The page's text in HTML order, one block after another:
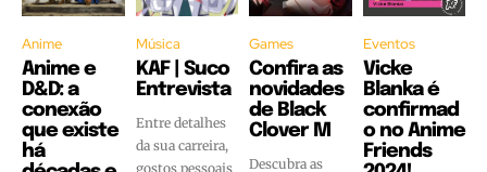
Anime
Anime e
D&D: a
conexão
que existe
há
Música
KAF | Suco
Entrevista
Entre detalhes
da sua carreira,
gostos pessoais
Games
Confira as
novidades
de Black
Clover M
Descubra as
Eventos
Vicke
Blanka é
confirmad
o no Anime
Friends